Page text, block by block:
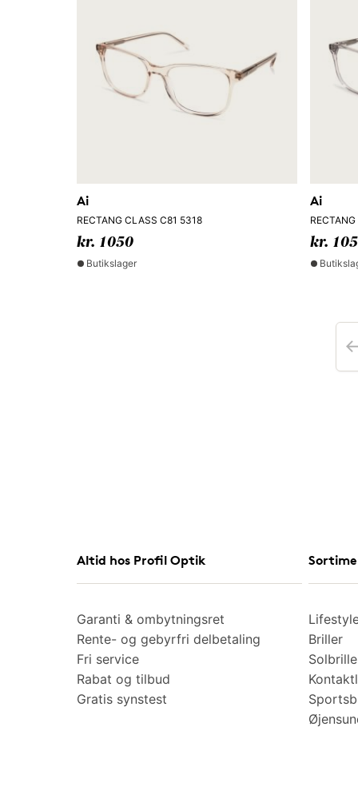
Ai
RECTANG CLASS C81 5318
kr. 1050
Butikslager
Ai
kr.
Altid hos Profil Optik
Garanti & ombytningsret
Rente- og gebyrfri delbetaling
Fri service
Rabat og tilbud
Gratis synstest
Briller